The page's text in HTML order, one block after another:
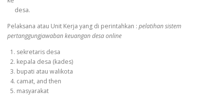
desa.
Pelaksana atau Unit Kerja yang di perintahkan : pelatihan sistem
pertanggungjawaban keuangan desa online
1. sekretaris desa
2. kepala desa (kades)
3. bupati atau walikota
4. camat, and then
5. masyarakat